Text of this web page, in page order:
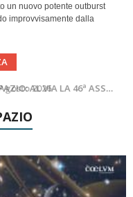
un nuovo potente outburst
improvvisamente dalla
2026
mese – Agosto 2026